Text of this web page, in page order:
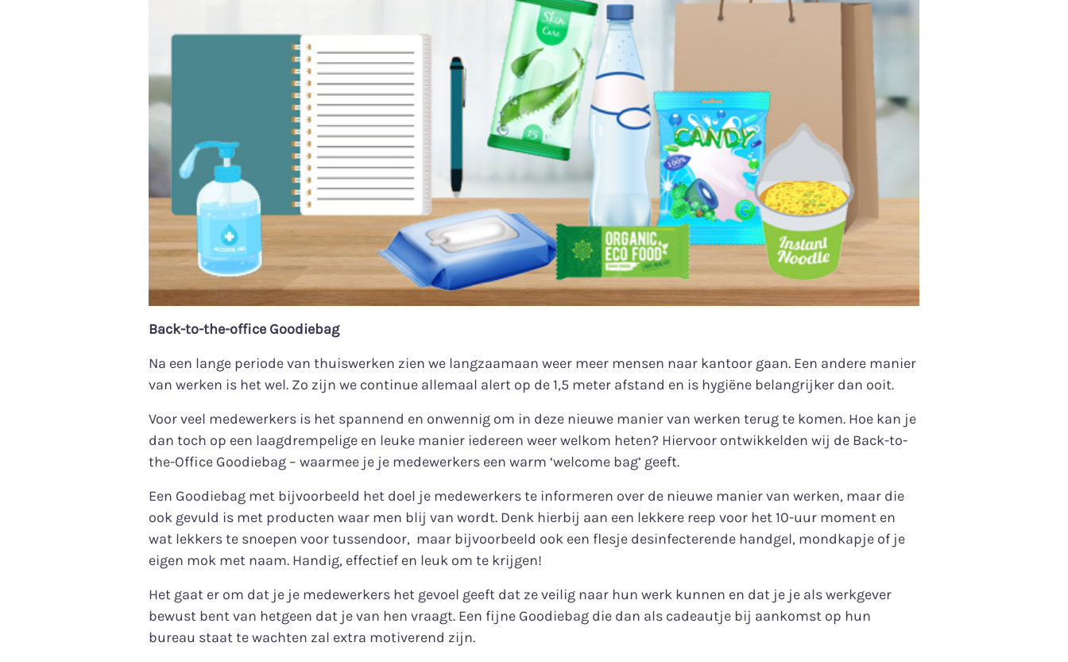
Back-to-the-office Goodiebag
Na een lange periode van thuiswerken zien we langzaamaan weer meer mensen naar kantoor gaan. Een andere manier
van werken is het wel. Zo zijn we continue allemaal alert op de 1,5 meter afstand en is hygiëne belangrijker dan ooit.
Voor veel medewerkers is het spannend en onwennig om in deze nieuwe manier van werken terug te komen. Hoe kan je
dan toch op een laagdrempelige en leuke manier iedereen weer welkom heten? Hiervoor ontwikkelden wij de Back-to-
the-Office Goodiebag – waarmee je je medewerkers een warm ‘welcome bag’ geeft.
Een Goodiebag met bijvoorbeeld het doel je medewerkers te informeren over de nieuwe manier van werken, maar die
ook gevuld is met producten waar men blij van wordt. Denk hierbij aan een lekkere reep voor het 10-uur moment en
wat lekkers te snoepen voor tussendoor, maar bijvoorbeeld ook een flesje desinfecterende handgel, mondkapje of je
eigen mok met naam. Handig, effectief en leuk om te krijgen!
Het gaat er om dat je je medewerkers het gevoel geeft dat ze veilig naar hun werk kunnen en dat je je als werkgever
bewust bent van hetgeen dat je van hen vraagt. Een fijne Goodiebag die dan als cadeautje bij aankomst op hun
bureau staat te wachten zal extra motiverend zijn.